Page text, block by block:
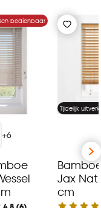
bedienbaar
+6
Tijdelijk
Jax
cm